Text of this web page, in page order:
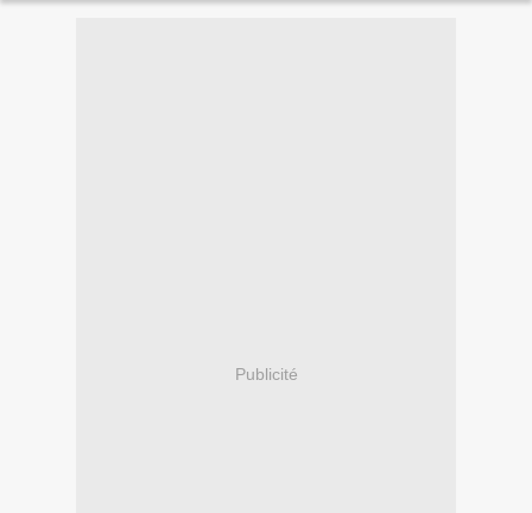
Publicité